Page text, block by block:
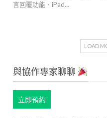
言回覆功能、iPad…
LOAD
與協作專家聊聊
立即預約